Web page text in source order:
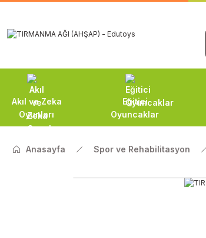
Akıl ve Zeka
Oyunları
Eğitici
Oyuncaklar
Anasayfa Spor ve Rehabilitasyon